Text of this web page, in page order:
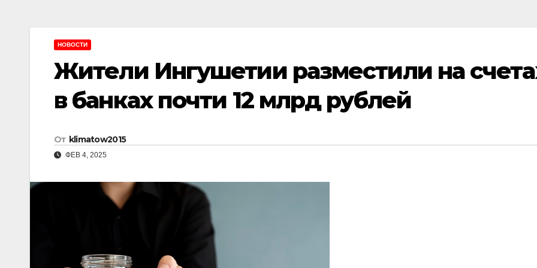
НОВОСТИ
Жители Ингушетии разместили на
в банках почти 12 млрд рублей
От klimatow2015
ФЕВ 4, 2025